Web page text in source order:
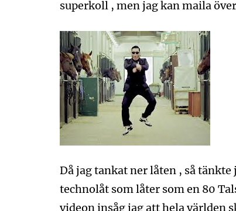
superkoll , men jag kan maila
Då jag tankat ner låten , så
technolåt som låter som en 80
videon insåg jag att hela världen